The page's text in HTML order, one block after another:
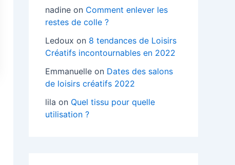
nadine on Comment enlever les
restes de colle ?
Ledoux on 8 tendances de Loisirs
Créatifs incontournables en 2022
Emmanuelle on Dates des salons
de loisirs créatifs 2022
lila on Quel tissu pour quelle
utilisation ?